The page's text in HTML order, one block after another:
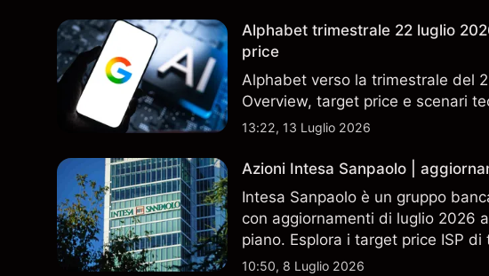
Alphabet trimestrale 22 luglio
price
Alphabet verso la trimestrale del
Overview, target price e scenari
13:22, 13 Luglio 2026
Azioni Intesa Sanpaolo |
Intesa Sanpaolo è un gruppo
con aggiornamenti di luglio 2026
piano. Esplora i target price ISP
performance passate non sono
10:50, 8 Luglio 2026